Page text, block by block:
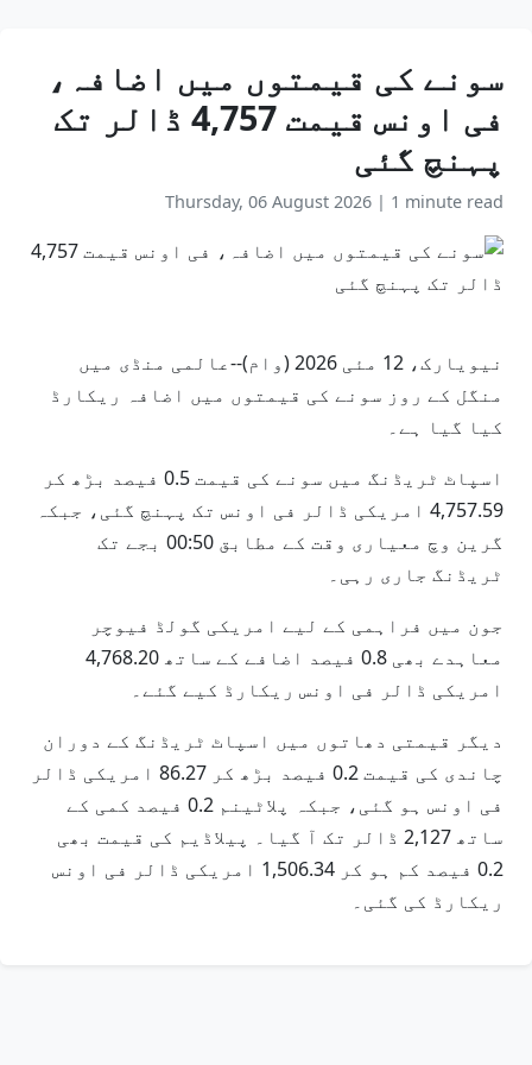
سونے کی قیمتوں میں اضافہ،
فی اونس قیمت 4,757 ڈالر تک
پہنچ گئی
Thursday, 06 August 2026 | 1 minute read
نیویارک، 12 مئی 2026 (وام)--عالمی منڈی میں
منگل کے روز سونے کی قیمتوں میں اضافہ ریکارڈ
کیا گیا ہے۔
اسپاٹ ٹریڈنگ میں سونے کی قیمت 0.5 فیصد بڑھ کر
4,757.59 امریکی ڈالر فی اونس تک پہنچ گئی، جبکہ
گرین وچ معیاری وقت کے مطابق 00:50 بجے تک
ٹریڈنگ جاری رہی۔
جون میں فراہمی کے لیے امریکی گولڈ فیوچر
معاہدے بھی 0.8 فیصد اضافے کے ساتھ 4,768.20
امریکی ڈالر فی اونس ریکارڈ کیے گئے۔
دیگر قیمتی دھاتوں میں اسپاٹ ٹریڈنگ کے دوران
چاندی کی قیمت 0.2 فیصد بڑھ کر 86.27 امریکی ڈالر
فی اونس ہو گئی، جبکہ پلاٹینم 0.2 فیصد کمی کے
ساتھ 2,127 ڈالر تک آ گیا۔ پیلاڈیم کی قیمت بھی
0.2 فیصد کم ہو کر 1,506.34 امریکی ڈالر فی اونس
ریکارڈ کی گئی۔